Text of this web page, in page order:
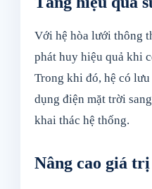
Với hệ hòa lưới thông
phát huy hiệu quả khi
Trong khi đó, hệ có
dụng điện mặt trời
khai thác hệ thống.
Nâng cao giá